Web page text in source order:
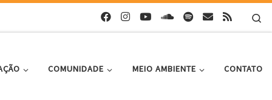
COMUNIDADE MEIO AMBIENTE CONTATO